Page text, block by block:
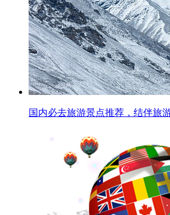
国内必去旅游景点推荐，结伴旅